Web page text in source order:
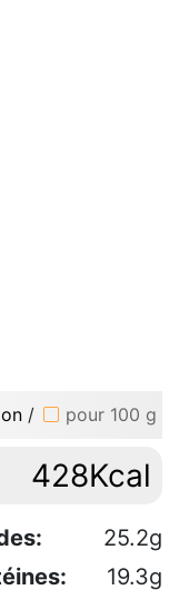
/ pour 100 g
428Kcal
25.2g
19.3g